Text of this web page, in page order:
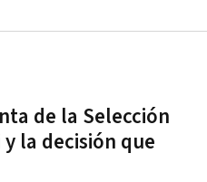
de la Selección
la decisión que